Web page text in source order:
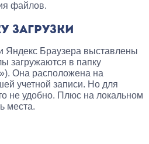
файлов.
ЗАГРУЗКИ
Яндекс Браузера выставлены
загружаются в папку
Она расположена на
учетной записи. Но для
не удобно. Плюс на локальном
места.